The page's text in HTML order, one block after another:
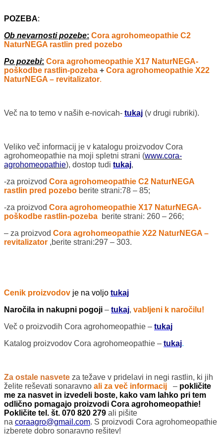
POZEBA:
Ob nevarnosti pozebe: Cora agrohomeopathie C2
NaturNEGA rastlin pred pozebo
Po pozebi: Cora agrohomeopathie X17 NaturNEGA-
poškodbe rastlin-pozeba + Cora agrohomeopathie X22
NaturNEGA – revitalizator.
Več na to temo v naših e-novicah- tukaj (v drugi rubriki).
Veliko več informacij je v katalogu proizvodov Cora
agrohomeopathie na moji spletni strani (www.cora-
agrohomeopathie), dostop tudi tukaj,
-za proizvod Cora agrohomeopathie C2 NaturNEGA
rastlin pred pozebo berite strani:78 – 85;
-za proizvod Cora agrohomeopathie X17 NaturNEGA-
poškodbe rastlin-pozeba berite strani: 260 – 266;
– za proizvod Cora agrohomeopathie X22 NaturNEGA –
revitalizator ,berite strani:297 – 303.
Cenik proizvodov je na voljo tukaj
Naročila in nakupni pogoji – tukaj, vabljeni k naročilu!
Več o proizvodih Cora agrohomeopathie – tukaj
Katalog proizvodov Cora agrohomeopathie – tukaj.
Za ostale nasvete za težave v pridelavi in negi rastlin, ki jih
želite reševati sonaravno ali za več informacij – pokličite
me za nasvet in izvedeli boste, kako vam lahko pri tem
odlično pomagajo proizvodi Cora agrohomeopathie!
Pokličite tel. št. 070 820 279 ali pišite
na coraagro@gmail.com. S proizvodi Cora agrohomeopathie
izberete dobro sonaravno rešitev!